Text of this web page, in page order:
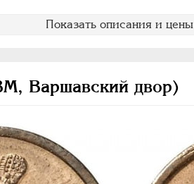
Показать описания и цены
Варшавский двор)